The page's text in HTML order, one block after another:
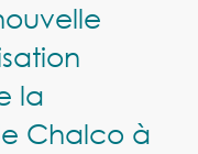
la
Chalco à